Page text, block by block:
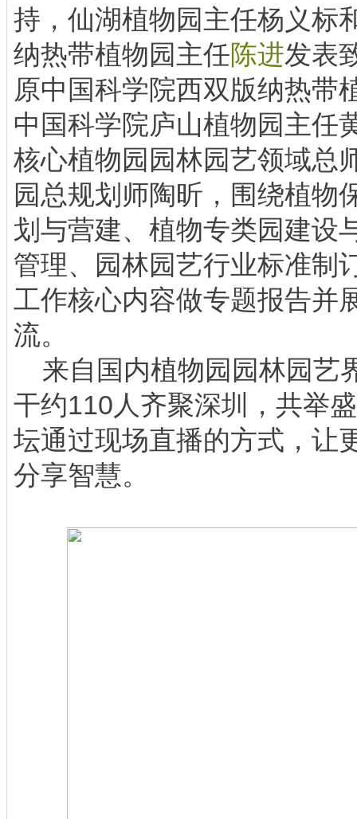
持，仙湖植物园主任杨义标
纳热带植物园主任陈进发表
原中国科学院西双版纳热带
中国科学院庐山植物园主任
核心植物园园林园艺领域总
园总规划师陶昕，围绕植物
划与营建、植物专类园建设
管理、园林园艺行业标准制
工作核心内容做专题报告并
流。
来自国内植物园园林园艺
干约110人齐聚深圳，共举
坛通过现场直播的方式，让
分享智慧。